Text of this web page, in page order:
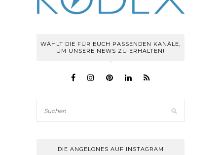
WÄHLT DIE FÜR EUCH PASSENDEN KANÄLE,
UM UNSERE NEWS ZU ERHALTEN!
DIE ANGELONES AUF INSTAGRAM